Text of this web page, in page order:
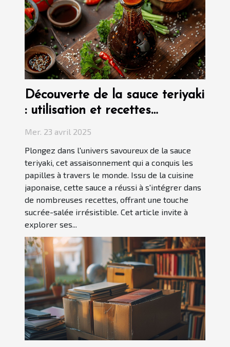
Découverte de la sauce teriyaki
: utilisation et recettes
populaires
Mer. 23 avril 2025
Plongez dans l'univers savoureux de la sauce
teriyaki, cet assaisonnement qui a conquis les
papilles à travers le monde. Issu de la cuisine
japonaise, cette sauce a réussi à s'intégrer dans
de nombreuses recettes, offrant une touche
sucrée-salée irrésistible. Cet article invite à
explorer ses...